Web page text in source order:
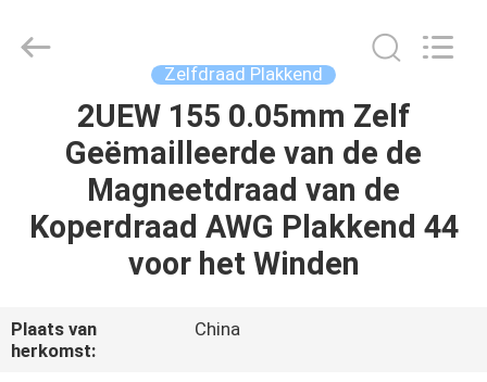
PRODUCTEN
VIDEOS
ONGEVEER
ONS
Material
Co,.Ltd.
Zelfdraad Plakkend
2UEW 155 0.05mm Zelf
Geëmailleerde van de de
Magneetdraad van de
Koperdraad AWG Plakkend 44
voor het Winden
Plaats van
herkomst:
China